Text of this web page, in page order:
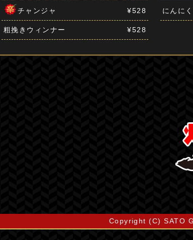
チャンジャ ¥528
粗挽きウィンナー ¥528
にんに
おす
Copyright (C) SATO